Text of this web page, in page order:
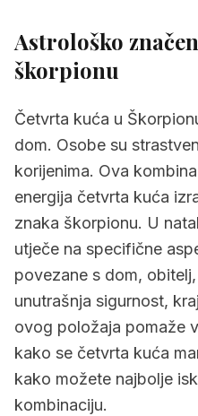
2. Povezane stranice
Astrološko
škorpionu
Četvrta kuća u
dom. Osobe su
korijenima. Ova
energija četvrta kuća
znaka škorpionu. U
utječe na specifične
povezane s dom,
unutrašnja sigurnost,
ovog položaja pomaže
kako se četvrta kuća
kako možete najbolje
kombinaciju.